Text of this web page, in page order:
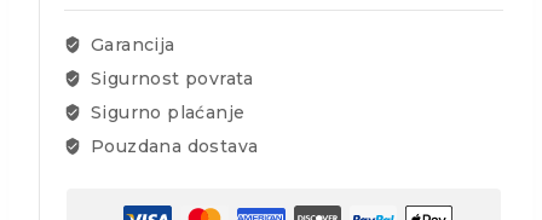
Garancija
Sigurnost povrata
Sigurno plaćanje
Pouzdana dostava